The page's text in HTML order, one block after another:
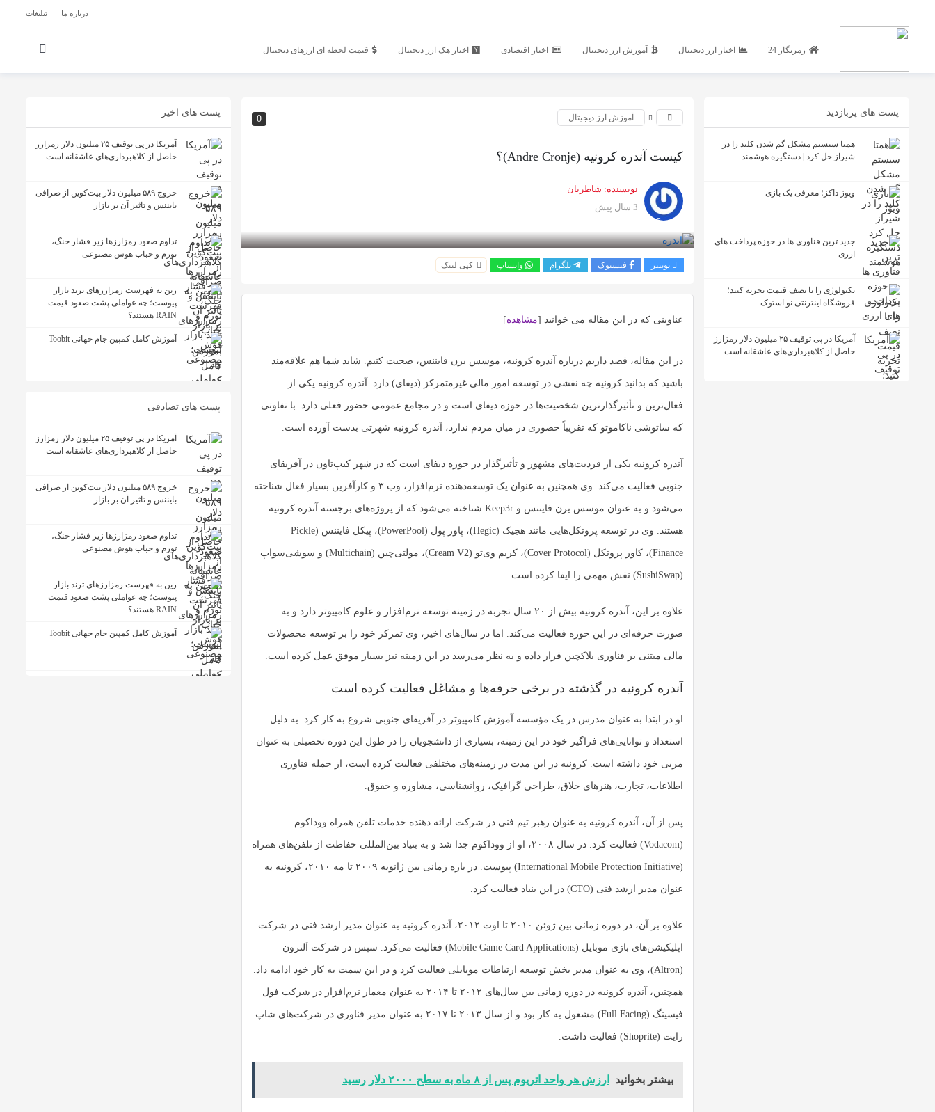
درباره ما تبلیغات
رمزنگار 24 اخبار ارز دیجیتال آموزش ارز دیجیتال اخبار اقتصادی اخبار هک ارز دیجیتال قیمت لحظه ای ارزهای دیجیتال
پست های پربازدید
همتا سیستم مشکل گم شدن کلید را در
شیراز حل کرد | دستگیره هوشمند
ویوز داکز؛ معرفی یک بازی
جدید ترین فناوری ها در حوزه پرداخت های
ارزی
تکنولوژی را با نصف قیمت تجربه کنید؛
فروشگاه اینترنتی نو استوک
آمریکا در پی توقیف ۲۵ میلیون دلار رمزارز
حاصل از کلاهبرداری‌های عاشقانه است
0 آموزش ارز دیجیتال
کیست آندره کرونیه (Andre Cronje)؟
نویسنده: شاطریان
3 سال پیش
توییتر فیسبوک تلگرام واتساپ کپی لینک
عناوینی که در این مقاله می خوانید [مشاهده]
در این مقاله، قصد داریم درباره آندره کرونیه، موسس یرن فایننس، صحبت کنیم. شاید شما هم علاقه‌مند
باشید که بدانید کرونیه چه نقشی در توسعه امور مالی غیرمتمرکز (دیفای) دارد. آندره کرونیه یکی از
فعال‌ترین و تأثیرگذارترین شخصیت‌ها در حوزه دیفای است و در مجامع عمومی حضور فعلی دارد. با تفاوتی
که ساتوشی ناکاموتو که تقریباً حضوری در میان مردم ندارد، آندره کرونیه شهرتی بدست آورده است.
آندره کرونیه یکی از فردیت‌های مشهور و تأثیرگذار در حوزه دیفای است که در شهر کیپ‌تاون در آفریقای
جنوبی فعالیت می‌کند. وی همچنین به عنوان یک توسعه‌دهنده نرم‌افزار، وب ۳ و کارآفرین بسیار فعال شناخته
می‌شود و به عنوان موسس یرن فایننس و Keep3r شناخته می‌شود که از پروژه‌های برجسته آندره کرونیه
هستند. وی در توسعه پروتکل‌هایی مانند هجیک (Hegic)، پاور پول (PowerPool)، پیکل فایننس (Pickle
Finance)، کاور پروتکل (Cover Protocol)، کریم وی‌تو (Cream V2)، مولتی‌چین (Multichain) و سوشی‌سواپ
(SushiSwap) نقش مهمی را ایفا کرده است.
علاوه بر این، آندره کرونیه بیش از ۲۰ سال تجربه در زمینه توسعه نرم‌افزار و علوم کامپیوتر دارد و به
صورت حرفه‌ای در این حوزه فعالیت می‌کند. اما در سال‌های اخیر، وی تمرکز خود را بر توسعه محصولات
مالی مبتنی بر فناوری بلاکچین قرار داده و به نظر می‌رسد در این زمینه نیز بسیار موفق عمل کرده است.
آندره کرونیه در گذشته در برخی حرفه‌ها و مشاغل فعالیت کرده است
او در ابتدا به عنوان مدرس در یک مؤسسه آموزش کامپیوتر در آفریقای جنوبی شروع به کار کرد. به دلیل
استعداد و توانایی‌های فراگیر خود در این زمینه، بسیاری از دانشجویان را در طول این دوره تحصیلی به عنوان
مربی خود داشته است. کرونیه در این مدت در زمینه‌های مختلفی فعالیت کرده است، از جمله فناوری
اطلاعات، تجارت، هنرهای خلاق، طراحی گرافیک، روانشناسی، مشاوره و حقوق.
پس از آن، آندره کرونیه به عنوان رهبر تیم فنی در شرکت ارائه دهنده خدمات تلفن همراه ووداکوم
(Vodacom) فعالیت کرد. در سال ۲۰۰۸، او از ووداکوم جدا شد و به بنیاد بین‌المللی حفاظت از تلفن‌های همراه
(International Mobile Protection Initiative) پیوست. در بازه زمانی بین ژانویه ۲۰۰۹ تا مه ۲۰۱۰، کرونیه به
عنوان مدیر ارشد فنی (CTO) در این بنیاد فعالیت کرد.
علاوه بر آن، در دوره زمانی بین ژوئن ۲۰۱۰ تا اوت ۲۰۱۲، آندره کرونیه به عنوان مدیر ارشد فنی در شرکت
اپلیکیشن‌های بازی موبایل (Mobile Game Card Applications) فعالیت می‌کرد. سپس در شرکت آلترون
(Altron)، وی به عنوان مدیر بخش توسعه ارتباطات موبایلی فعالیت کرد و در این سمت به کار خود ادامه داد.
همچنین، آندره کرونیه در دوره زمانی بین سال‌های ۲۰۱۲ تا ۲۰۱۴ به عنوان معمار نرم‌افزار در شرکت فول
فیسینگ (Full Facing) مشغول به کار بود و از سال ۲۰۱۳ تا ۲۰۱۷ به عنوان مدیر فناوری در شرکت‌های شاپ
رایت (Shoprite) فعالیت داشت.
بیشتر بخوانید ارزش هر واحد اتریوم پس از ۸ ماه به سطح ۲۰۰۰ دلار رسید
پست های اخیر
آمریکا در پی توقیف ۲۵ میلیون دلار رمزارز
حاصل از کلاهبرداری‌های عاشقانه است
خروج ۵۸۹ میلیون دلار بیت‌کوین از صرافی
بایننس و تاثیر آن بر بازار
تداوم صعود رمزارزها زیر فشار جنگ،
تورم و حباب هوش مصنوعی
رین به فهرست رمزارزهای ترند بازار
پیوست؛ چه عواملی پشت صعود قیمت
RAIN هستند؟
آموزش کامل کمپین جام جهانی Toobit
پست های تصادفی
آمریکا در پی توقیف ۲۵ میلیون دلار رمزارز
حاصل از کلاهبرداری‌های عاشقانه است
خروج ۵۸۹ میلیون دلار بیت‌کوین از صرافی
بایننس و تاثیر آن بر بازار
تداوم صعود رمزارزها زیر فشار جنگ،
تورم و حباب هوش مصنوعی
رین به فهرست رمزارزهای ترند بازار
پیوست؛ چه عواملی پشت صعود قیمت
RAIN هستند؟
آموزش کامل کمپین جام جهانی Toobit